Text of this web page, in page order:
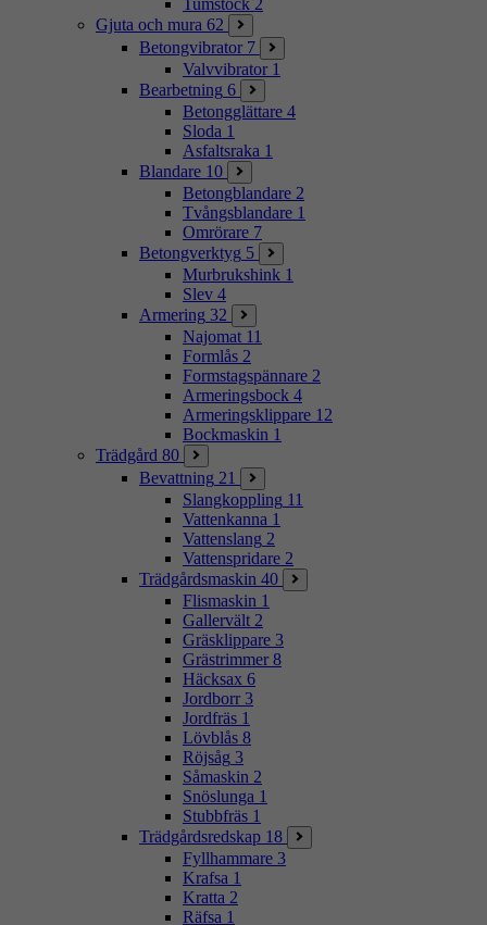
Gjuta och mura 62
Betongvibrator 7
Valvvibrator 1
Bearbetning 6
Betongglättare 4
Sloda 1
Asfaltsraka 1
Blandare 10
Betongblandare 2
Tvångsblandare 1
Omrörare 7
Betongverktyg 5
Murbrukshink 1
Slev 4
Armering 32
Najomat 11
Formlås 2
Formstagspännare 2
Armeringsbock 4
Armeringsklippare 12
Bockmaskin 1
Trädgård 80
Bevattning 21
Slangkoppling 11
Vattenkanna 1
Vattenslang 2
Vattenspridare 2
Trädgårdsmaskin 40
Flismaskin 1
Gallervält 2
Gräsklippare 3
Grästrimmer 8
Häcksax 6
Jordborr 3
Jordfräs 1
Lövblås 8
Röjsåg 3
Såmaskin 2
Snöslunga 1
Stubbfräs 1
Trädgårdsredskap 18
Fyllhammare 3
Krafsa 1
Kratta 2
Räfsa 1